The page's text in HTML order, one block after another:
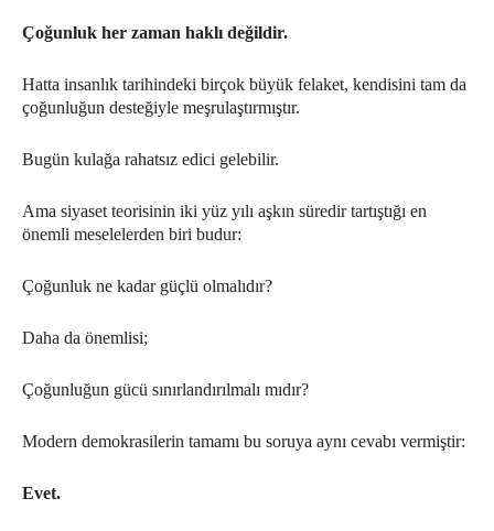
Çoğunluk her zaman haklı değildir.
Hatta insanlık tarihindeki birçok büyük felaket, kendisini tam da
çoğunluğun desteğiyle meşrulaştırmıştır.
Bugün kulağa rahatsız edici gelebilir.
Ama siyaset teorisinin iki yüz yılı aşkın süredir tartıştığı en
önemli meselelerden biri budur:
Çoğunluk ne kadar güçlü olmalıdır?
Daha da önemlisi;
Çoğunluğun gücü sınırlandırılmalı mıdır?
Modern demokrasilerin tamamı bu soruya aynı cevabı vermiştir:
Evet.